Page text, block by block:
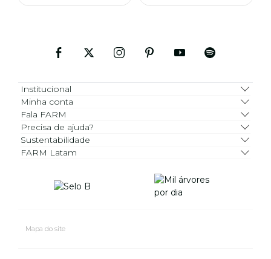
Institucional
Minha conta
Fala FARM
Precisa de ajuda?
Sustentabilidade
FARM Latam
Mapa do site